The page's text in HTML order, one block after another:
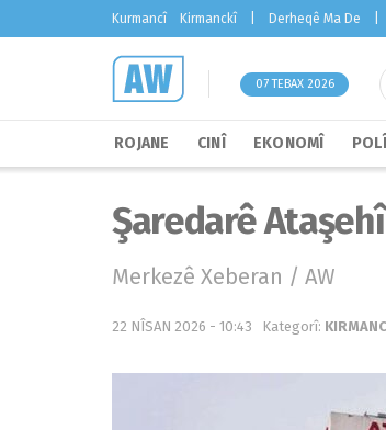
Kurmancî Kirmanckî Derheqê Ma De
07 TEBAX 2026
ROJANE CINÎ EKONOMÎ
Şaredarê
Merkezê Xeberan / AW
22 NÎSAN 2026 - 10:43 Kategorî: